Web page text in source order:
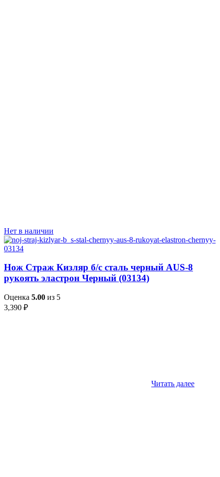
Нет в наличии
Нож Страж Кизляр б/с сталь черный AUS-8
рукоять эластрон Черный (03134)
Оценка 5.00 из 5
3,390 ₽
Читать далее